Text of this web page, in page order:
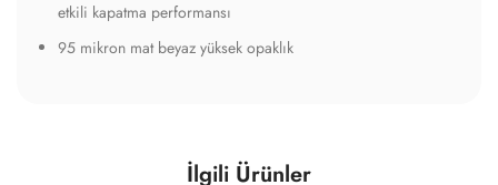
etkili kapatma performansı
95 mikron mat beyaz yüksek opaklık
İlgili Ürünler